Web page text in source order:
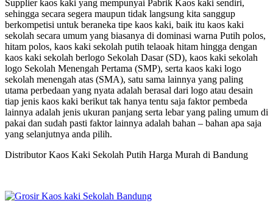
Supplier kaos kaki yang mempunyai Pabrik Kaos kaki sendiri,
sehingga secara segera maupun tidak langsung kita sanggup
berkompetisi untuk beraneka tipe kaos kaki, baik itu kaos kaki
sekolah secara umum yang biasanya di dominasi warna Putih polos,
hitam polos, kaos kaki sekolah putih telaoak hitam hingga dengan
kaos kaki sekolah berlogo Sekolah Dasar (SD), kaos kaki sekolah
logo Sekolah Menengah Pertama (SMP), serta kaos kaki logo
sekolah menengah atas (SMA), satu sama lainnya yang paling
utama perbedaan yang nyata adalah berasal dari logo atau desain
tiap jenis kaos kaki berikut tak hanya tentu saja faktor pembeda
lainnya adalah jenis ukuran panjang serta lebar yang paling umum di
pakai dan sudah pasti faktor lainnya adalah bahan – bahan apa saja
yang selanjutnya anda pilih.
Distributor Kaos Kaki Sekolah Putih Harga Murah di Bandung